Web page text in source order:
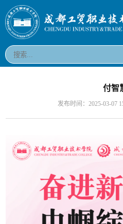
付智
发布时间：2025-03-07